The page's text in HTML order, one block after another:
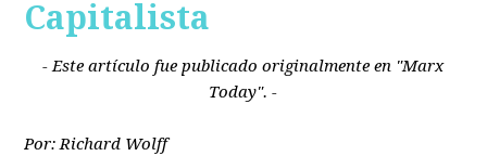
Capitalista
- Este artículo fue publicado originalmente en "Marx
Today". -
Por: Richard Wolff